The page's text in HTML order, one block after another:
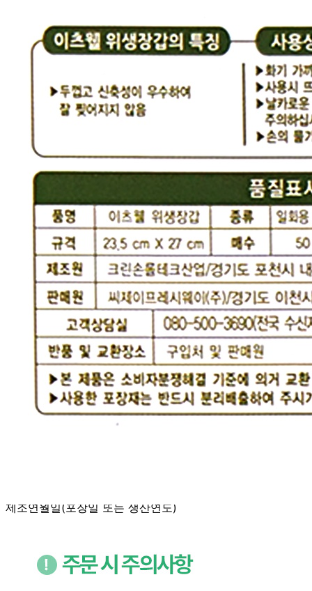
... 🛒 🛒 🛒
판매자 정보
판매자 상호
CJ프레시웨이
사업장 소재지
경기 용인시 기흥구 기곡로 32 (하갈동, 제일제당수원물류센
타) 씨제이프레시웨이
연락처
1588-6967
등록번호
603-81-11270
통신판매
신고번호
제2011-용인기흥-00129호
상품 고시 정보
포장단위별 용량(중량)
제조연월일(포장일 또는 생산연도)
상품상세 참조
생산자